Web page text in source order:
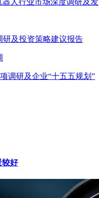
研及投资策略建议报告
调研及企业“十五五规划”
较好